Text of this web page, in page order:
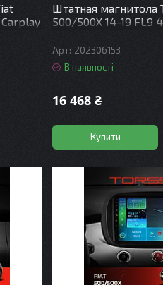
Штатная магнитола
500/500X 14-19 FL9
202306153
В наявності
16 468 ₴
Купити